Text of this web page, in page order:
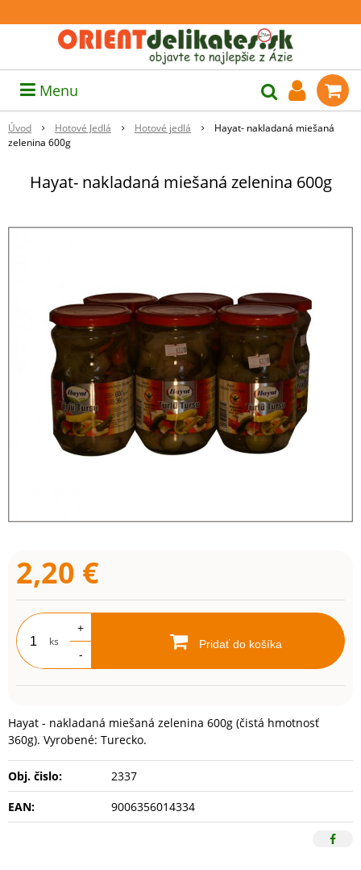
Menu
Úvod Hotové Jedlá Hotové jedlá
Hayat- nakladaná miešaná
zelenina 600g
Hayat- nakladaná miešaná zelenina 600g
2,20 €
ks
+
-
Pridať do košíka
Hayat - nakladaná miešaná zelenina 600g (čistá hmotnosť
360g). Vyrobené: Turecko.
Obj. čislo:
2337
EAN:
9006356014334